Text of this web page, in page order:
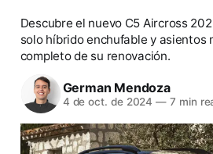
Descubre el nuevo C5 Aircross
solo híbrido enchufable y asientos
completo de su renovación.
German Mendoza
4 de oct. de 2024 — 7 min